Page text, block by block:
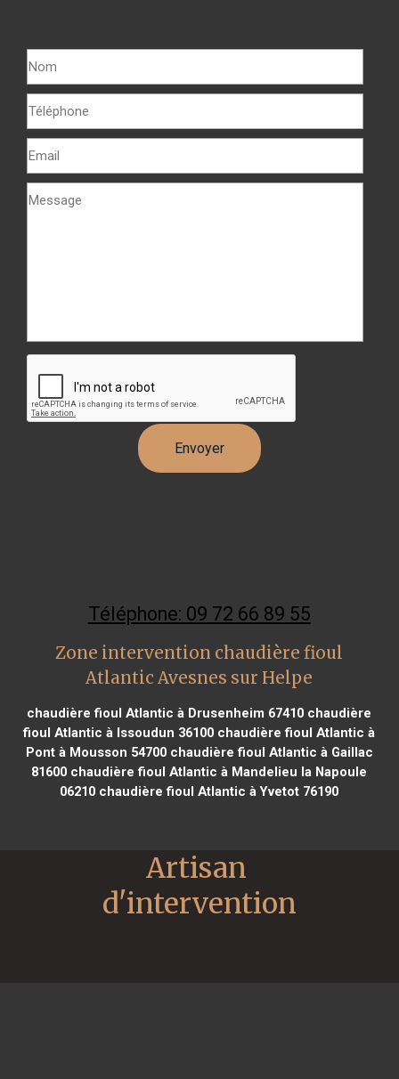
Téléphone: 09 72 66 89 55
Zone intervention chaudière fioul
Atlantic Avesnes sur Helpe
chaudière fioul Atlantic à Drusenheim 67410 chaudière
fioul Atlantic à Issoudun 36100 chaudière fioul Atlantic à
Pont à Mousson 54700chaudière fioul Atlantic à Gaillac
81600 chaudière fioul Atlantic à Mandelieu la Napoule
06210 chaudière fioul Atlantic à Yvetot 76190
Artisan
d'intervention